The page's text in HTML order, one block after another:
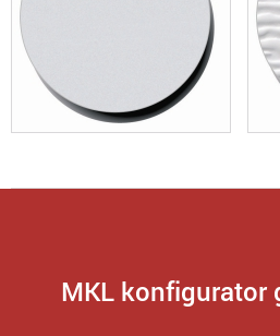
MKL konfigurator